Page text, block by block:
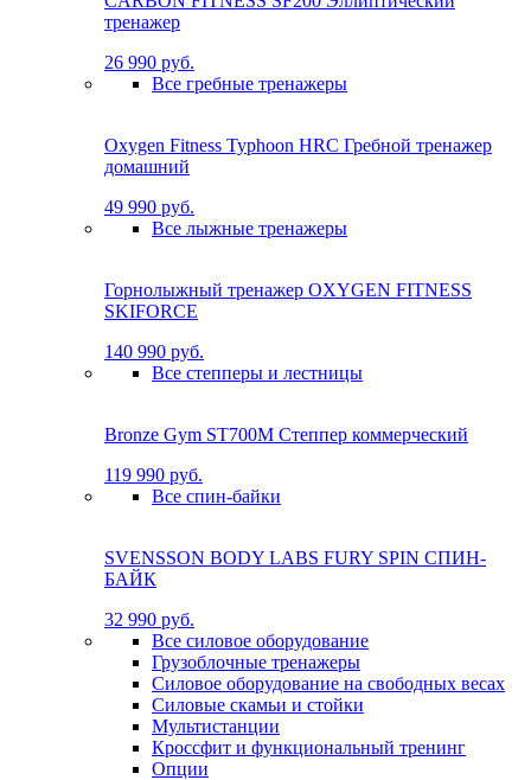
тренажер
26 990 руб.
Все гребные тренажеры
Oxygen Fitness Typhoon HRC Гребной тренажер
домашний
49 990 руб.
Все лыжные тренажеры
Горнолыжный тренажер OXYGEN FITNESS
SKIFORCE
140 990 руб.
Все степперы и лестницы
Bronze Gym ST700M Степпер коммерческий
119 990 руб.
Все спин-байки
SVENSSON BODY LABS FURY SPIN СПИН-
БАЙК
32 990 руб.
Все силовое оборудование
Грузоблочные тренажеры
Силовое оборудование на свободных весах
Силовые скамьи и стойки
Мультистанции
Кроссфит и функциональный тренинг
Опции